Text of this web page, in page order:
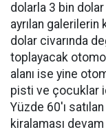
dolarla 3 bin
ayrılan
dolar civarında
toplayacak
alanı ise yine
pisti ve çocuklar
Yüzde 60'ı
kiralaması